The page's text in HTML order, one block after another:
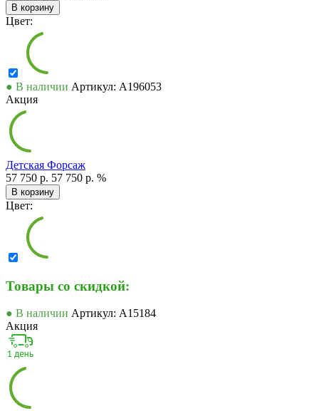
В корзину
Цвет:
● В наличии Артикул: А196053
Акция
Детская Форсаж
57 750 р. 57 750 р. %
В корзину
Цвет:
Товары со скидкой:
● В наличии Артикул: А15184
Акция